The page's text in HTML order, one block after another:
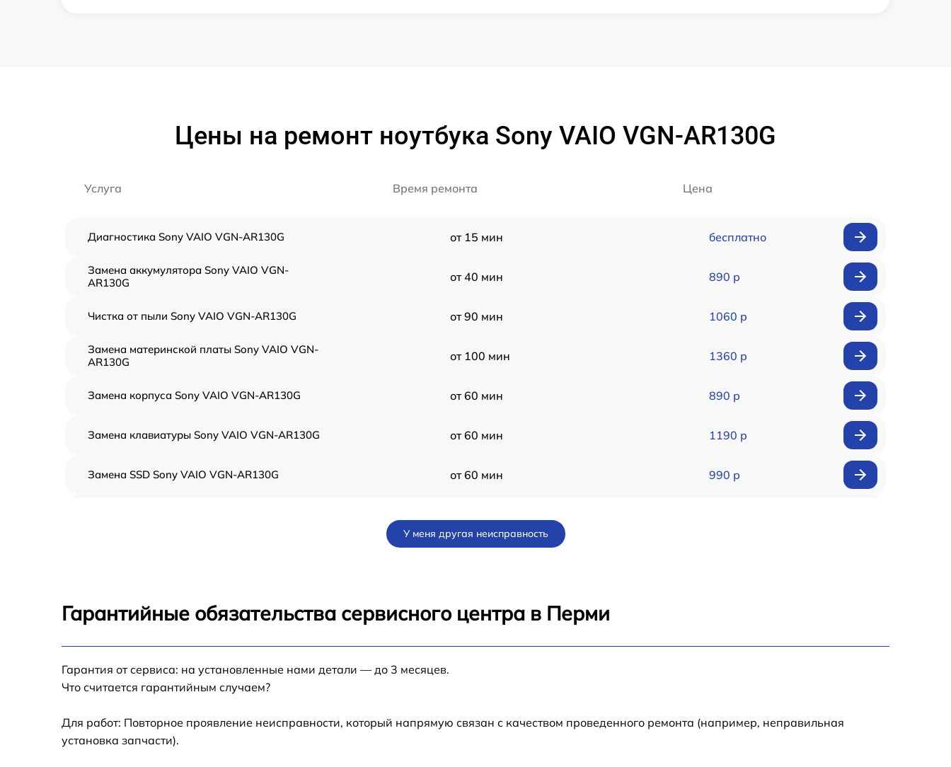
Цены на ремонт ноутбука Sony VAIO VGN-AR130G
Услуга Время ремонта Цена
Диагностика Sony VAIO VGN-AR130G от 15 мин бесплатно
Замена аккумулятора Sony VAIO VGN-
AR130G
от 40 мин 890 р
Чистка от пыли Sony VAIO VGN-AR130G от 90 мин 1060 р
Замена материнской платы Sony VAIO VGN-
AR130G
от 100 мин 1360 р
Замена корпуса Sony VAIO VGN-AR130G от 60 мин 890 р
Замена клавиатуры Sony VAIO VGN-AR130G от 60 мин 1190 р
Замена SSD Sony VAIO VGN-AR130G от 60 мин 990 р
Замена термопасты Sony VAIO VGN-AR130G
VGN-AR130G
Замена оперативной памяти Sony VAIO VGN-
У меня другая неисправность
Гарантийные обязательства сервисного центра в Перми
Гарантия от сервиса: на установленные нами детали — до 3 месяцев.
Что считается гарантийным случаем?
Для работ: Повторное проявление неисправности, который напрямую связан с качеством проведенного ремонта (например, неправильная
установка запчасти).